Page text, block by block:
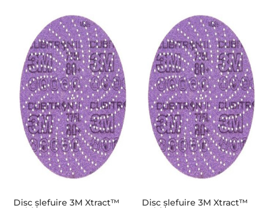
Disc șlefuire 3M Xtract™ Disc șlefuire 3M Xtract™